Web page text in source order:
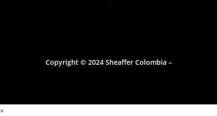
Copyright © 2024 Sheaffer Colombia –
×